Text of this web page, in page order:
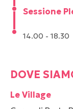
Sessione
14.00 - 18.30
DOVE
Le Village